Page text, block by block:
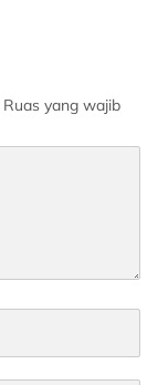
Ruas yang wajib